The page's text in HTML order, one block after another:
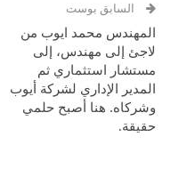
السابق بوست
المهندس محمد ايوب من
لاجئ إلى مهندس، إلى
مستشار استثماري ثم
المدير الإداري لشركة أيوب
وشركاه. هنا أصبح حلمي
حقيقة.